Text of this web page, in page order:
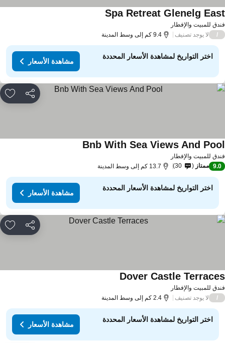
للمبيت والإفطار
Spa Retreat Glenelg
لا يوجد تصنيف 9.4 كم إلى وسط المدينة
اختر التواريخ لمشاهدة الأسعار المحددة
مشاهدة الأسعار
مشاركة
للمبيت والإفطار
Bnb With Sea Views And
9.0 ممتاز 30 13.7 كم إلى وسط المدينة
اختر التواريخ لمشاهدة الأسعار المحددة
مشاهدة الأسعار
مشاركة
للمبيت والإفطار
Dover Castle
لا يوجد تصنيف 2.4 كم إلى وسط المدينة
اختر التواريخ لمشاهدة الأسعار المحددة
مشاهدة الأسعار